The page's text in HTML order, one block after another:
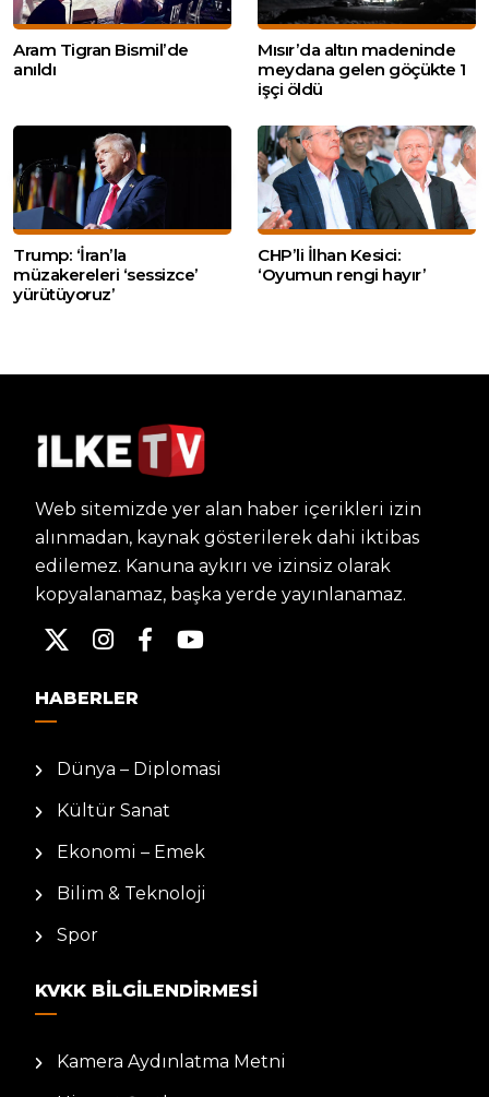
Aram Tigran Bismil’de
anıldı
Mısır’da altın madeninde
meydana gelen göçükte 1
işçi öldü
Trump: ‘İran’la
müzakereleri ‘sessizce’
yürütüyoruz’
CHP’li İlhan Kesici:
‘Oyumun rengi hayır’
Web sitemizde yer alan haber içerikleri izin
alınmadan, kaynak gösterilerek dahi iktibas
edilemez. Kanuna aykırı ve izinsiz olarak
kopyalanamaz, başka yerde yayınlanamaz.
HABERLER
Dünya – Diplomasi
Kültür Sanat
Ekonomi – Emek
Bilim & Teknoloji
Spor
KVKK BILGILENDIRMESI
Kamera Aydınlatma Metni